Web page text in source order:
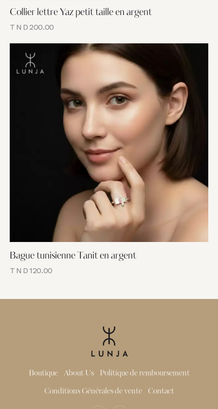
Collier lettre Yaz petit taille en argent
TND200.00
Bague tunisienne Tanit en argent
TND 120.00
Boutique About Us Politique de remboursement
Conditions Générales de vente Contact